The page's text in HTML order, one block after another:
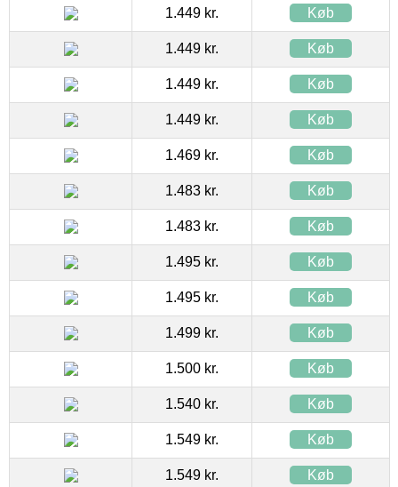
1.449 kr. Køb
1.449 kr. Køb
1.449 kr. Køb
1.449 kr. Køb
1.469 kr. Køb
1.483 kr. Køb
1.483 kr. Køb
1.495 kr. Køb
1.495 kr. Køb
1.499 kr. Køb
1.500 kr. Køb
1.540 kr. Køb
1.549 kr. Køb
1.549 kr. Køb